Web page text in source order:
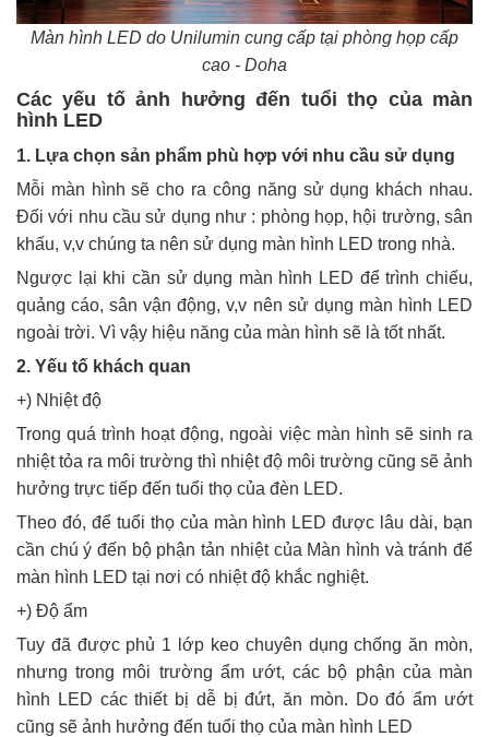
Màn hình LED do Unilumin cung cấp tại phòng họp cấp
cao - Doha
Các yếu tố ảnh hưởng đến tuổi thọ của màn
hình LED
1. Lựa chọn sản phẩm phù hợp với nhu cầu sử dụng
Mỗi màn hình sẽ cho ra công năng sử dụng khách nhau.
Đối với nhu cầu sử dụng như : phòng họp, hội trường, sân
khấu, v,v chúng ta nên sử dụng màn hình LED trong nhà.
Ngược lại khi cần sử dụng màn hình LED để trình chiếu,
quảng cáo, sân vận động, v,v nên sử dụng màn hình LED
ngoài trời. Vì vậy hiệu năng của màn hình sẽ là tốt nhất.
2. Yếu tố khách quan
+) Nhiệt độ
Trong quá trình hoạt động, ngoài việc màn hình sẽ sinh ra
nhiệt tỏa ra môi trường thì nhiệt độ môi trường cũng sẽ ảnh
hưởng trực tiếp đến tuổi thọ của đèn LED.
Theo đó, để tuổi thọ của màn hình LED được lâu dài, bạn
cần chú ý đến bộ phận tản nhiệt của Màn hình và tránh để
màn hình LED tại nơi có nhiệt độ khắc nghiệt.
+) Độ ẩm
Tuy đã được phủ 1 lớp keo chuyên dụng chống ăn mòn,
nhưng trong môi trường ẩm ướt, các bộ phận của màn
hình LED các thiết bị dễ bị đứt, ăn mòn. Do đó ẩm ướt
cũng sẽ ảnh hưởng đến tuổi thọ của màn hình LED